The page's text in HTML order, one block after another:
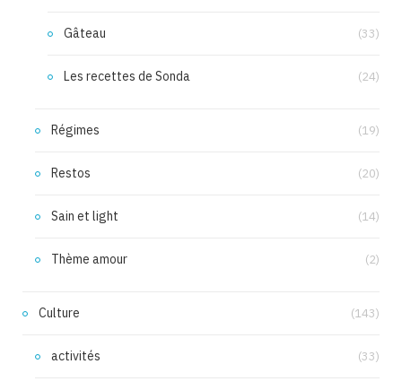
Gâteau (33)
Les recettes de Sonda (24)
Régimes (19)
Restos (20)
Sain et light (14)
Thème amour (2)
Culture (143)
activités (33)